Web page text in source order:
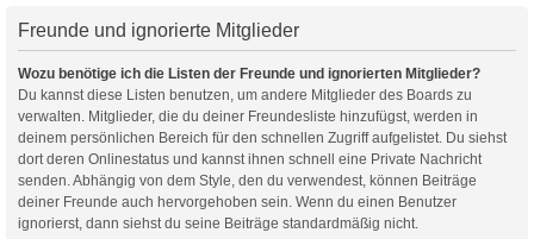
Freunde und ignorierte Mitglieder
Wozu benötige ich die Listen der Freunde und ignorierten Mitglieder?
Du kannst diese Listen benutzen, um andere Mitglieder des Boards zu
verwalten. Mitglieder, die du deiner Freundesliste hinzufügst, werden in
deinem persönlichen Bereich für den schnellen Zugriff aufgelistet. Du siehst
dort deren Onlinestatus und kannst ihnen schnell eine Private Nachricht
senden. Abhängig von dem Style, den du verwendest, können Beiträge
deiner Freunde auch hervorgehoben sein. Wenn du einen Benutzer
ignorierst, dann siehst du seine Beiträge standardmäßig nicht.